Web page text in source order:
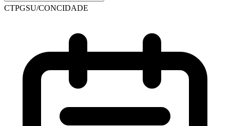
CTPGSU/CONCIDADE